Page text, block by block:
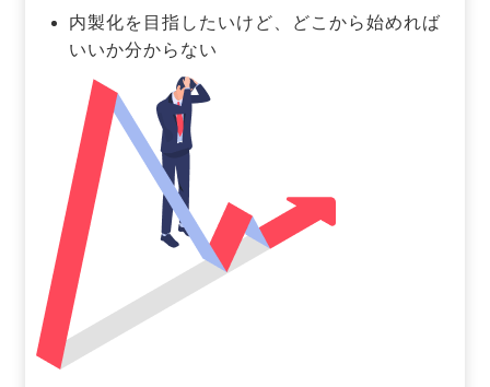
内製化を目指したいけど、どこから始めれば
いいか分からない